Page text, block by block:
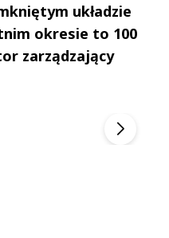
układzie
okresie to 100
zarządzający